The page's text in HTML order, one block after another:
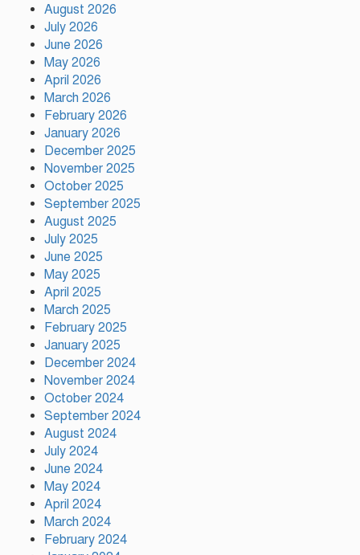
রাষ্ট্রপতি নির্বাচনের তফসিল ঘোষণা
আগামী ২০ আগস্ট নির্বাচন
August 2026
July 2026
June 2026
May 2026
April 2026
March 2026
February 2026
January 2026
December 2025
November 2025
October 2025
September 2025
August 2025
July 2025
June 2025
May 2025
April 2025
March 2025
February 2025
January 2025
December 2024
November 2024
October 2024
September 2024
August 2024
July 2024
June 2024
May 2024
April 2024
March 2024
February 2024